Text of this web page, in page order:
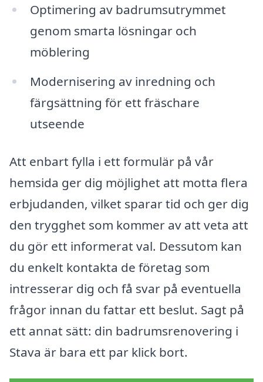
Optimering av badrumsutrymmet
genom smarta lösningar och
möblering
Modernisering av inredning och
färgsättning för ett fräschare
utseende
Att enbart fylla i ett formulär på vår
hemsida ger dig möjlighet att motta flera
erbjudanden, vilket sparar tid och ger dig
den trygghet som kommer av att veta att
du gör ett informerat val. Dessutom kan
du enkelt kontakta de företag som
intresserar dig och få svar på eventuella
frågor innan du fattar ett beslut. Sagt på
ett annat sätt: din badrumsrenovering i
Stava är bara ett par klick bort.